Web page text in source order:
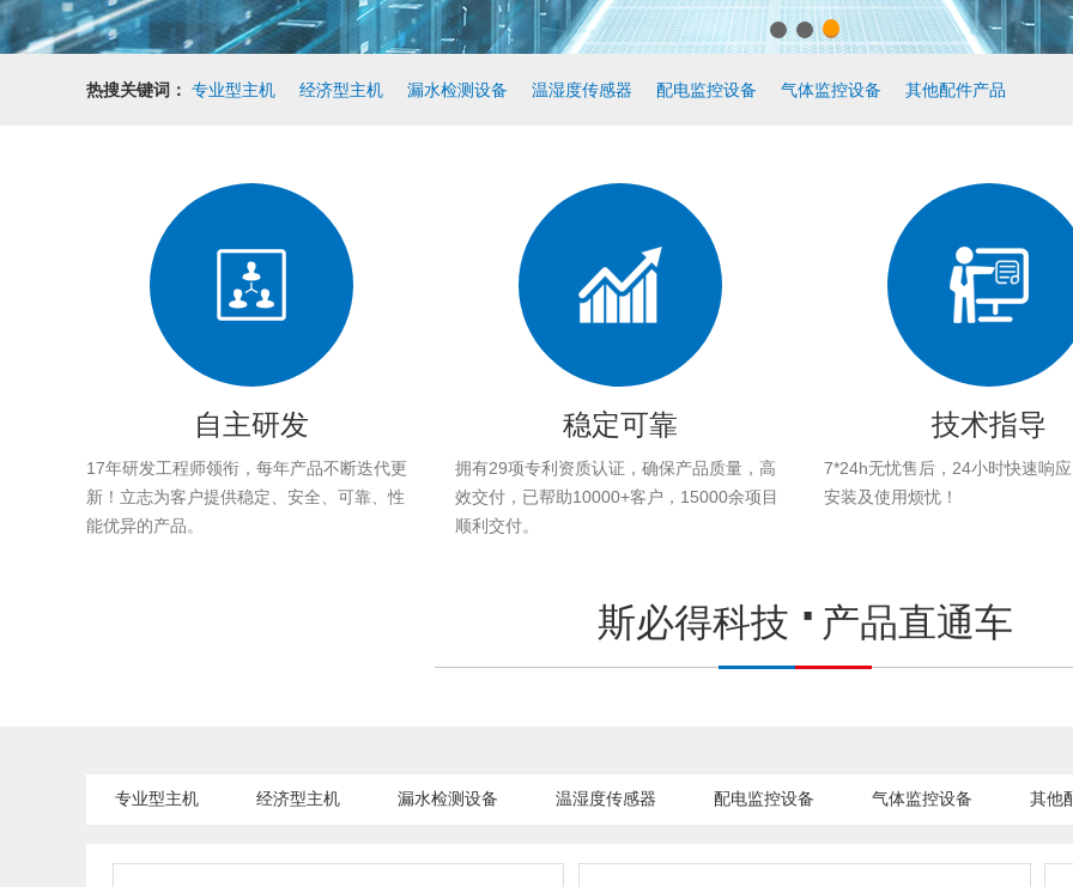
热搜关键词： 专业型主机 经济型主机 漏水检测设备 温湿度传感器 配电监控设备 气体监控设备 其他配件产品
自主研发
17年研发工程师领衔，每年产品不断迭代更
新！立志为客户提供稳定、安全、可靠、性
能优异的产品。
稳定可靠
拥有29项专利资质认证，确保产品质量，高
效交付，已帮助10000+客户，15000余项目
顺利交付。
技术指导
7*24h无忧售后，24小时快速响
安装及使用烦忧！
斯必得科技 产品直通车
专业型主机 经济型主机 漏水检测设备 温湿度传感器 配电监控设备 气体监控设备 其他